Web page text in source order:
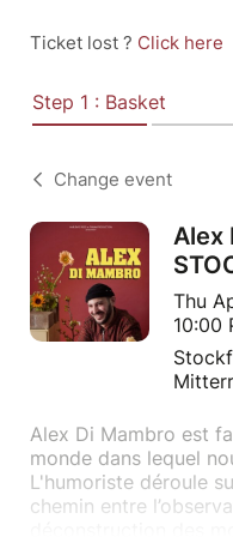
Ticket lost ? Click here
Step 1 : Basket
Change event
Alex
Thu
10:00
Alex Di Mambro est
monde dans lequel
L'humoriste déroule
chemin entre